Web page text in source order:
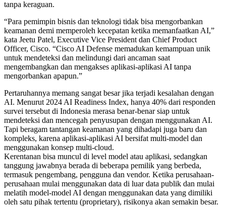
tanpa keraguan.
“Para pemimpin bisnis dan teknologi tidak bisa mengorbankan
keamanan demi memperoleh kecepatan ketika memanfaatkan AI,”
kata Jeetu Patel, Executive Vice President dan Chief Product
Officer, Cisco. “Cisco AI Defense memadukan kemampuan unik
untuk mendeteksi dan melindungi dari ancaman saat
mengembangkan dan mengakses aplikasi-aplikasi AI tanpa
mengorbankan apapun.”
Pertaruhannya memang sangat besar jika terjadi kesalahan dengan
AI. Menurut 2024 AI Readiness Index, hanya 40% dari responden
survei tersebut di Indonesia merasa benar-benar siap untuk
mendeteksi dan mencegah penyusupan dengan menggunakan AI.
Tapi beragam tantangan keamanan yang dihadapi juga baru dan
kompleks, karena aplikasi-aplikasi AI bersifat multi-model dan
menggunakan konsep multi-cloud.
Kerentanan bisa muncul di level model atau aplikasi, sedangkan
tanggung jawabnya berada di beberapa pemilik yang berbeda,
termasuk pengembang, pengguna dan vendor. Ketika perusahaan-
perusahaan mulai menggunakan data di luar data publik dan mulai
melatih model-model AI dengan menggunakan data yang dimiliki
oleh satu pihak tertentu (proprietary), risikonya akan semakin besar.